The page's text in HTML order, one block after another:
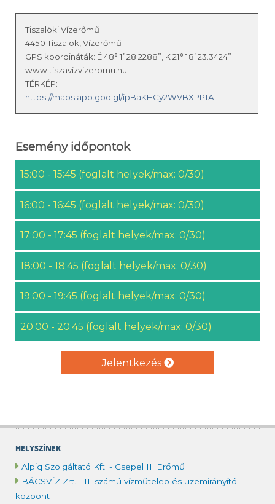
HELYSZÍNEK
Alpiq Szolgáltató Kft. - Csepel II. Erőmű
BÁCSVÍZ Zrt. - II. számú vízműtelep és üzemirányító
központ
Tiszalöki Vízerőmű
4450 Tiszalök, Vízerőmű
GPS koordináták: É 48° 1’ 28.2288”, K 21° 18’ 23.3424”
www.tiszavizvizeromu.hu
TÉRKÉP:
https://maps.app.goo.gl/ipBaKHCy2WVBXPP1A
Esemény időpontok
15:00 - 15:45 (foglalt helyek/max: 0/30)
16:00 - 16:45 (foglalt helyek/max: 0/30)
17:00 - 17:45 (foglalt helyek/max: 0/30)
18:00 - 18:45 (foglalt helyek/max: 0/30)
19:00 - 19:45 (foglalt helyek/max: 0/30)
20:00 - 20:45 (foglalt helyek/max: 0/30)
Jelentkezés